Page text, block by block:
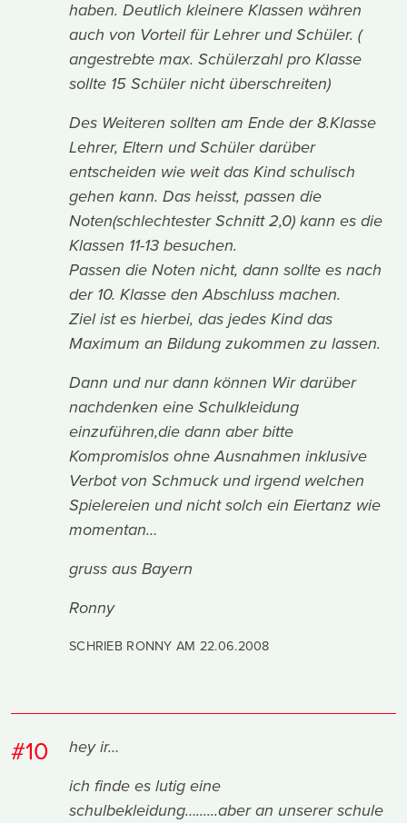
haben. Deutlich kleinere Klassen währen
auch von Vorteil für Lehrer und Schüler. (
angestrebte max. Schülerzahl pro Klasse
sollte 15 Schüler nicht überschreiten)
Des Weiteren sollten am Ende der 8.Klasse
Lehrer, Eltern und Schüler darüber
entscheiden wie weit das Kind schulisch
gehen kann. Das heisst, passen die
Noten(schlechtester Schnitt 2,0) kann es die
Klassen 11-13 besuchen.
Passen die Noten nicht, dann sollte es nach
der 10. Klasse den Abschluss machen.
Ziel ist es hierbei, das jedes Kind das
Maximum an Bildung zukommen zu lassen.
Dann und nur dann können Wir darüber
nachdenken eine Schulkleidung
einzuführen,die dann aber bitte
Kompromislos ohne Ausnahmen inklusive
Verbot von Schmuck und irgend welchen
Spielereien und nicht solch ein Eiertanz wie
momentan…
gruss aus Bayern
Ronny
SCHRIEB RONNY AM 22.06.2008
#10
hey ir…
ich finde es lutig eine
schulbekleidung…......aber an unserer schule